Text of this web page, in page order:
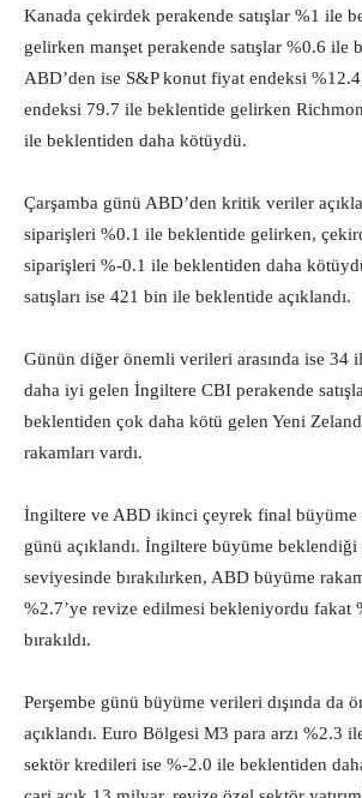
Kanada çekirdek perakende satışlar %1 ile
gelirken manşet perakende satışlar %0.6 ile
ABD’den ise S&P konut fiyat endeksi
endeksi 79.7 ile beklentide gelirken
ile beklentiden daha kötüydü.
Çarşamba günü ABD’den kritik veriler
siparişleri %0.1 ile beklentide gelirken,
siparişleri %-0.1 ile beklentiden daha
satışları ise 421 bin ile beklentide açıklandı.
Günün diğer önemli verileri arasında ise 34
daha iyi gelen İngiltere CBI perakende
beklentiden çok daha kötü gelen Yeni
rakamları vardı.
İngiltere ve ABD ikinci çeyrek final büyüme
günü açıklandı. İngiltere büyüme
seviyesinde bırakılırken, ABD büyüme
%2.7’ye revize edilmesi bekleniyordu fakat
bırakıldı.
Perşembe günü büyüme verileri dışında da
açıklandı. Euro Bölgesi M3 para arzı %2.3
sektör kredileri ise %-2.0 ile beklentiden